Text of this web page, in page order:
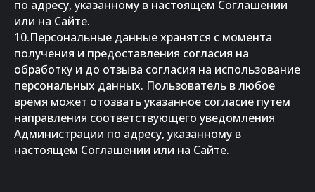
по адресу, указанному в настоящем Соглашении
или на Сайте.
10.Персональные данные хранятся с момента
получения и предоставления согласия на
обработку и до отзыва согласия на использование
персональных данных. Пользователь в любое
время может отозвать указанное согласие путем
направления соответствующего уведомления
Администрации по адресу, указанному в
настоящем Соглашении или на Сайте.